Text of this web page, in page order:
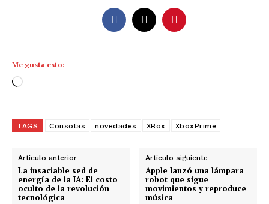
Me gusta esto:
C
g
n
d
o
.
TAGS Consolas novedades XBox XboxPrime
Artículo anterior
La insaciable sed de
energía de la IA: El costo
oculto de la revolución
tecnológica
Artículo siguiente
Apple lanzó una lámpara
robot que sigue
movimientos y reproduce
música